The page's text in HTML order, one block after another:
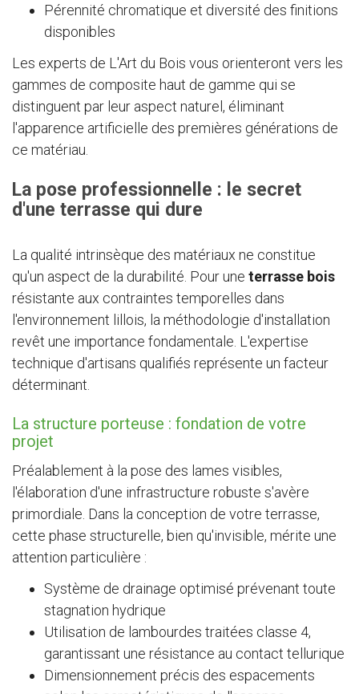
Pérennité chromatique et diversité des finitions
disponibles
Les experts de L'Art du Bois vous orienteront vers les
gammes de composite haut de gamme qui se
distinguent par leur aspect naturel, éliminant
l'apparence artificielle des premières générations de
ce matériau.
La pose professionnelle : le secret
d'une terrasse qui dure
La qualité intrinsèque des matériaux ne constitue
qu'un aspect de la durabilité. Pour une terrasse bois
résistante aux contraintes temporelles dans
l'environnement lillois, la méthodologie d'installation
revêt une importance fondamentale. L'expertise
technique d'artisans qualifiés représente un facteur
déterminant.
La structure porteuse : fondation de votre
projet
Préalablement à la pose des lames visibles,
l'élaboration d'une infrastructure robuste s'avère
primordiale. Dans la conception de votre terrasse,
cette phase structurelle, bien qu'invisible, mérite une
attention particulière :
Système de drainage optimisé prévenant toute
stagnation hydrique
Utilisation de lambourdes traitées classe 4,
garantissant une résistance au contact tellurique
Dimensionnement précis des espacements